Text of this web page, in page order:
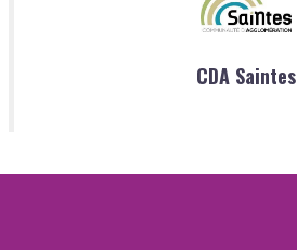
CDA Saintes